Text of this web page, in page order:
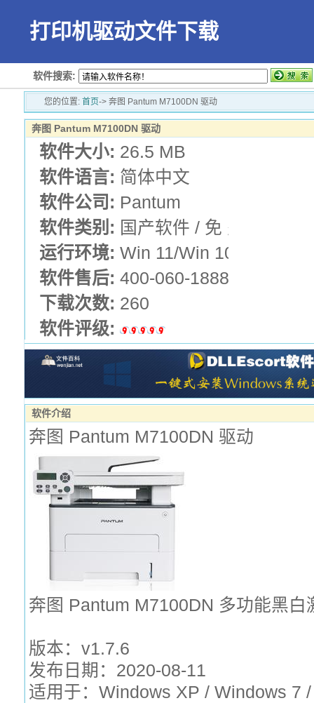
打印机驱动文件下载
软件搜索:
您的位置:首页-> 奔图 Pantum M7100DN 驱动
奔图 Pantum M7100DN 驱动
软件大小: 26.5 MB
软件语言: 简体中文
软件公司: Pantum
软件类别: 国产软件 / 免 费 版 / 奔
运行环境: Win 11/Win 10/Win 7/
软件售后: 400-060-1888
下载次数: 260
软件评级:
软件介绍
奔图 Pantum M7100DN 驱动
奔图 Pantum M7100DN 多功能黑白
版本：v1.7.6
发布日期：2020-08-11
适用于：Windows XP / Windows 7